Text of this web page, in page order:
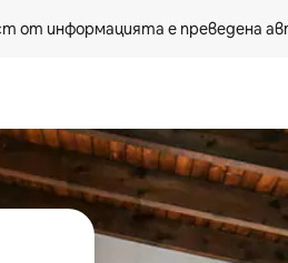
от информацията е преведена